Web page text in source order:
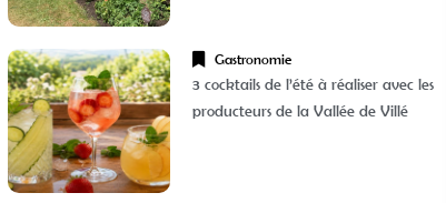
Gastronomie
3 cocktails de l’été à réaliser avec les
producteurs de la Vallée de Villé